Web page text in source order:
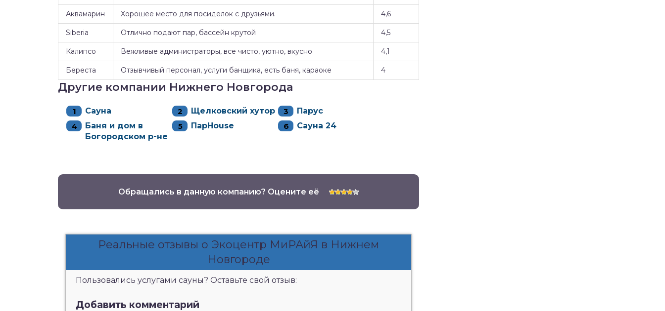
Аквамарин Хорошее место для посиделок с друзьями. 4,6
Siberia Отлично подают пар, бассейн крутой 4,5
Калипсо Вежливые администраторы, все чисто, уютно, вкусно 4,1
Береста Отзывчивый персонал, услуги банщика, есть баня, караоке 4
Другие компании Нижнего Новгорода
Сауна Щелковский хутор
Парус
Баня и дом в
Богородском р-не
ПарHouse Сауна 24
Обращались в данную компанию? Оцените её
Реальные отзывы о Экоцентр МиРАйЯ в Нижнем
Новгороде
Пользовались услугами сауны? Оставьте свой отзыв:
Добавить комментарий